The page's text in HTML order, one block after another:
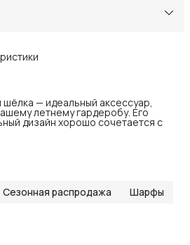
— идеальный аксессуар,
летнему гардеробу. Его
дизайн хорошо сочетается с
Сезонная распродажа Шарфы